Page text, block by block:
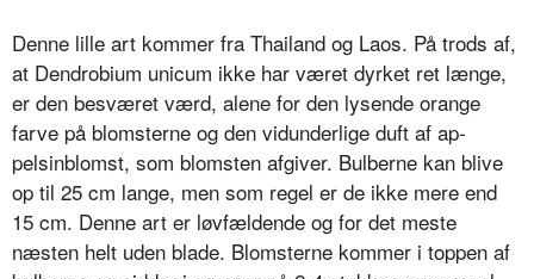
Denne lille art kommer fra Thailand og Laos. På trods af,
at Dendrobium unicum ikke har været dyrket ret længe,
er den besværet værd, alene for den lysende orange
farve på blomsterne og den vidunderlige duft af ap­
pelsinblomst, som blomsten afgiver. Bul­berne kan blive
op til 25 cm lange, men som regel er de ikke mere end
15 cm. Denne art er løvfældende og for det meste
næsten helt uden blade. Blomsterne kommer i toppen af